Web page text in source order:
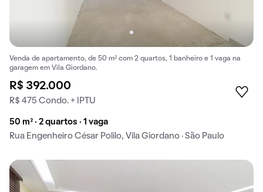
Venda de apartamento, de 50 m² com 2 quartos, 1 banheiro e 1 vaga na
garagem em Vila Giordano.
R$ 392.000
R$ 475 Condo. + IPTU
50 m² · 2 quartos · 1 vaga
Rua Engenheiro César Polilo, Vila Giordano · São Paulo